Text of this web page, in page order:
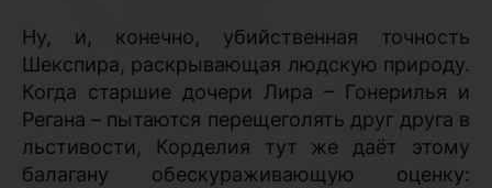
Ну, и, конечно, убийственная точность
Шекспира, раскрывающая людскую природу.
Когда старшие дочери Лира – Гонерилья и
Регана – пытаются перещеголять друг друга в
льстивости, Корделия тут же даёт этому
балагану обескураживающую оценку: